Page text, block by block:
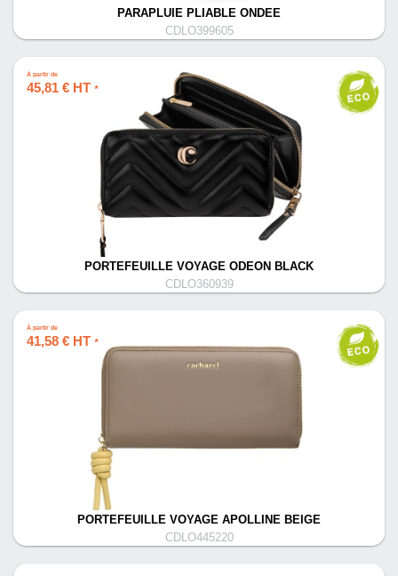
PARAPLUIE PLIABLE ONDEE
CDLO399605
À partir de
45,81 € HT *
PORTEFEUILLE VOYAGE ODEON BLACK
CDLO360939
À partir de
41,58 € HT *
PORTEFEUILLE VOYAGE APOLLINE BEIGE
CDLO445220